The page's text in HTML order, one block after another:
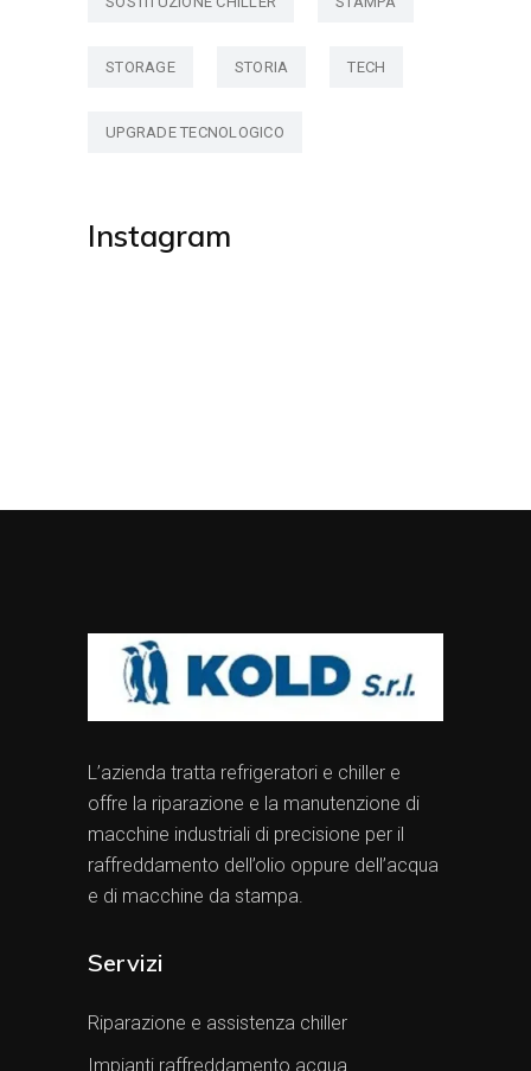
STORAGE STORIA TECH
UPGRADE TECNOLOGICO
Instagram
L’azienda tratta refrigeratori e chiller e
offre la riparazione e la manutenzione di
macchine industriali di precisione per il
raffreddamento dell’olio oppure dell’acqua
e di macchine da stampa.
Servizi
Riparazione e assistenza chiller
Impianti raffreddamento acqua